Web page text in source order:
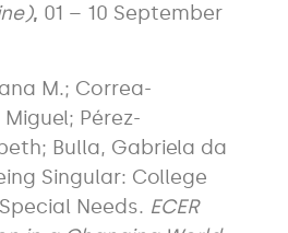
, 01 – 10 September
M.; Correa-
Pérez-
Bulla, Gabriela da
Singular: College
Needs. ECER